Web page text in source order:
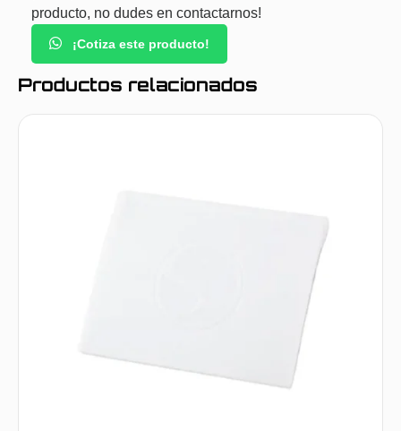
producto, no dudes en contactarnos!
¡Cotiza este producto!
Productos relacionados